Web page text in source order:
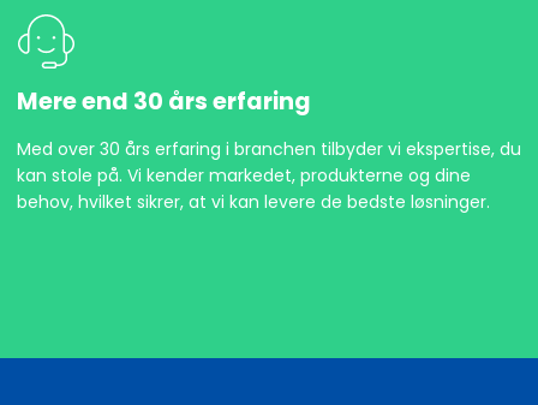
Mere end 30 års erfaring
Med over 30 års erfaring i branchen tilbyder vi ekspertise, du
kan stole på. Vi kender markedet, produkterne og dine
behov, hvilket sikrer, at vi kan levere de bedste løsninger.